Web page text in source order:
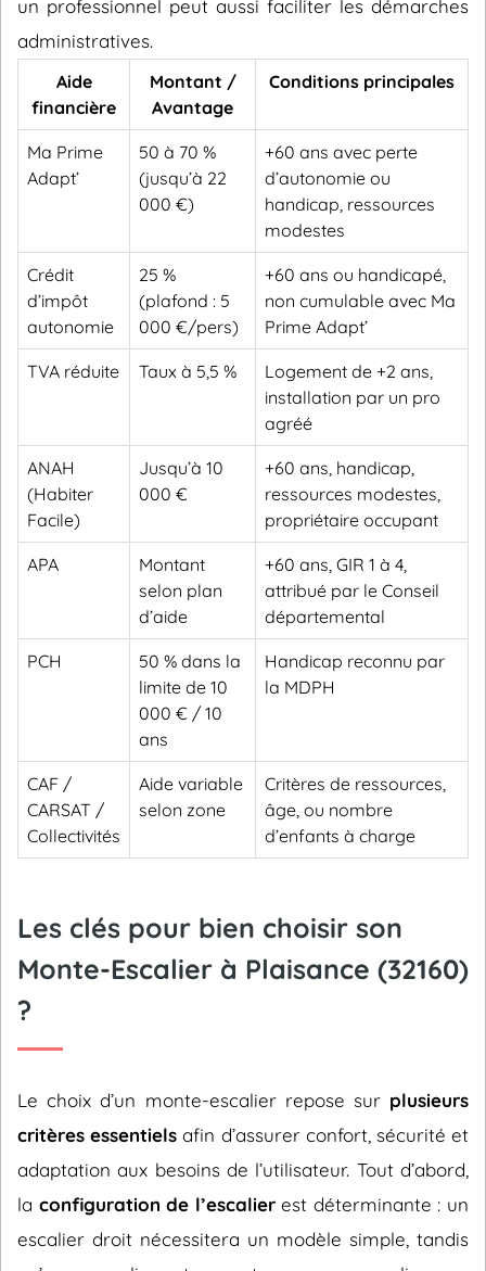
un professionnel peut aussi faciliter les démarches
administratives.
Aide
financière
Montant /
Avantage
Conditions principales
Ma Prime
Adapt’
50 à 70 %
(jusqu’à 22
000 €)
+60 ans avec perte
d’autonomie ou
handicap, ressources
modestes
Crédit
d’impôt
autonomie
25 %
(plafond : 5
000 €/pers)
+60 ans ou handicapé,
non cumulable avec Ma
Prime Adapt’
TVA réduite Taux à 5,5 %
Logement de +2 ans,
installation par un pro
agréé
ANAH
(Habiter
Facile)
Jusqu’à 10
000 €
+60 ans, handicap,
ressources modestes,
propriétaire occupant
APA
Montant
selon plan
d’aide
+60 ans, GIR 1 à 4,
attribué par le Conseil
départemental
PCH
50 % dans la
limite de 10
000 € / 10
ans
Handicap reconnu par
la MDPH
CAF /
CARSAT /
Collectivités
Aide variable
selon zone
Critères de ressources,
âge, ou nombre
d’enfants à charge
Les clés pour bien choisir son
Monte-Escalier à Plaisance (32160)
?
Le choix d’un monte-escalier repose sur plusieurs
critères essentiels afin d’assurer confort, sécurité et
adaptation aux besoins de l’utilisateur. Tout d’abord,
la configuration de l’escalierest déterminante : un
escalier droit nécessitera un modèle simple, tandis